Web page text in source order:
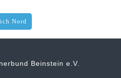
Nord
Beinstein e.V.